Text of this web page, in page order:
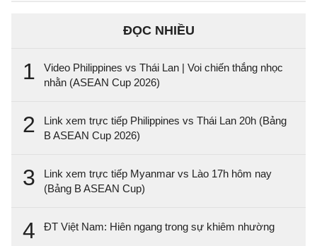
ĐỌC NHIỀU
1
Video Philippines vs Thái Lan | Voi chiến thắng nhọc
nhằn (ASEAN Cup 2026)
2
Link xem trực tiếp Philippines vs Thái Lan 20h (Bảng
B ASEAN Cup 2026)
3
Link xem trực tiếp Myanmar vs Lào 17h hôm nay
(Bảng B ASEAN Cup)
4 ĐT Việt Nam: Hiên ngang trong sự khiêm nhường